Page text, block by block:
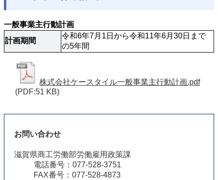
一般事業主行動計画
計画期間
令和6年7月1日から令和11年6月30日まで
の5年間
株式会社ケースタイル一般事業主行動計画.pdf
(PDF:51 KB)
お問い合わせ
滋賀県商工労働部労働雇用政策課
電話番号：077-528-3751
FAX番号：077-528-4873